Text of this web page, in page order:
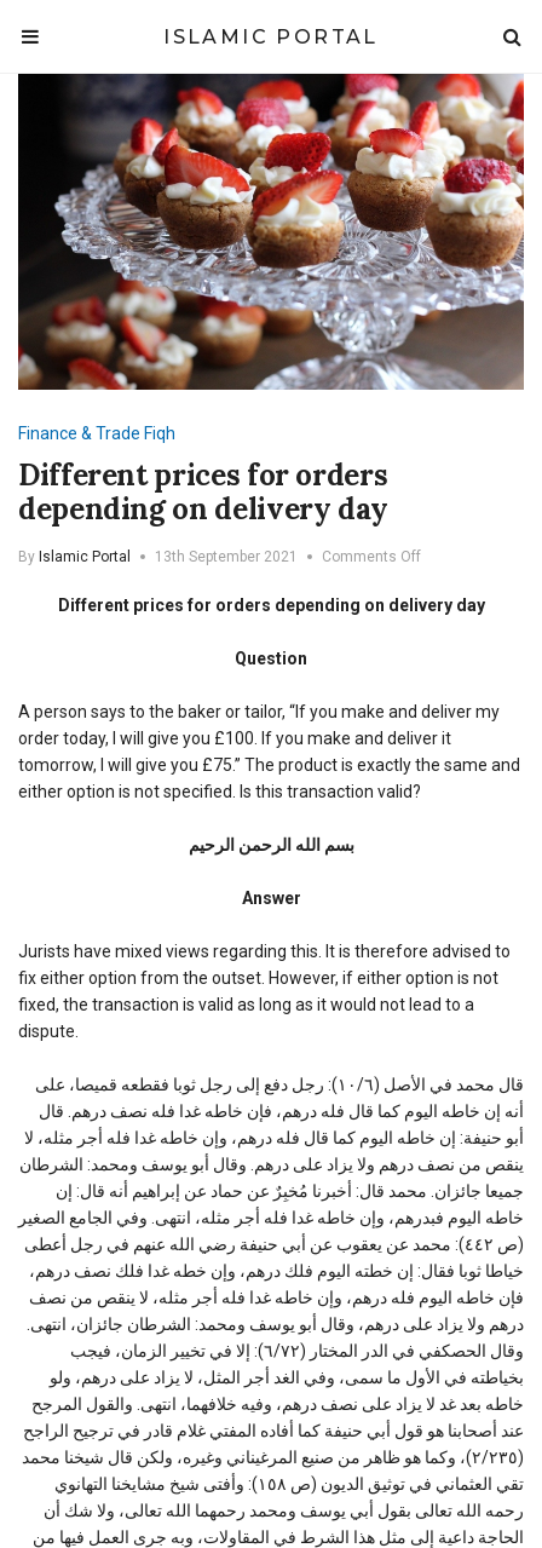
ISLAMIC PORTAL
Finance & Trade Fiqh
Different prices for orders
depending on delivery day
By Islamic Portal 13th September 2021 Comments Offon
prices
delivery
day
Different prices for orders depending on delivery day
Question
A person says to the baker or tailor, “If you make and deliver my
order today, I will give you £100. If you make and deliver it
tomorrow, I will give you £75.” The product is exactly the same and
either option is not specified. Is this transaction valid?
بسم الله الرحمن الرحیم
Answer
Jurists have mixed views regarding this. It is therefore advised to
fix either option from the outset. However, if either option is not
fixed, the transaction is valid as long as it would not lead to a
dispute.
قال محمد في الأصل (١٠/٦): رجل دفع إلى رجل ثوبا فقطعه قميصا، على
أنه إن خاطه اليوم كما قال فله درهم، فإن خاطه غدا فله نصف درهم. قال
أبو حنيفة: إن خاطه اليوم كما قال فله درهم، وإن خاطه غدا فله أجر مثله، لا
ينقص من نصف درهم ولا يزاد على درهم. وقال أبو يوسف ومحمد: الشرطان
جميعا جائزان. محمد قال: أخبرنا مُخبِرٌ عن حماد عن إبراهيم أنه قال: إن
خاطه اليوم فبدرهم، وإن خاطه غدا فله أجر مثله، انتهى. وفي الجامع الصغير
(ص ٤٤٢): محمد عن يعقوب عن أبي حنيفة رضي الله عنهم في رجل أعطى
خياطا ثوبا فقال: إن خطته اليوم فلك درهم، وإن خطه غدا فلك نصف درهم،
فإن خاطه اليوم فله درهم، وإن خاطه غدا فله أجر مثله، لا ينقص من نصف
درهم ولا يزاد على درهم، وقال أبو يوسف ومحمد: الشرطان جائزان، انتهى.
وقال الحصكفي في الدر المختار (٦/٧٢): إلا في تخيير الزمان، فيجب
بخياطته في الأول ما سمى، وفي الغد أجر المثل، لا يزاد على درهم، ولو
خاطه بعد غد لا يزاد على نصف درهم، وفيه خلافهما، انتهى. والقول المرجح
عند أصحابنا هو قول أبي حنيفة كما أفاده المفتي غلام قادر في ترجيح الراجح
(٢/٢٣٥)، وكما هو ظاهر من صنيع المرغيناني وغيره، ولكن قال شيخنا محمد
تقي العثماني في توثيق الديون (ص ١٥٨): وأفتى شيخ مشايخنا التهانوي
رحمه الله تعالى بقول أبي يوسف ومحمد رحمهما الله تعالى، ولا شك أن
الحاجة داعية إلى مثل هذا الشرط في المقاولات، وبه جرى العمل فيها من